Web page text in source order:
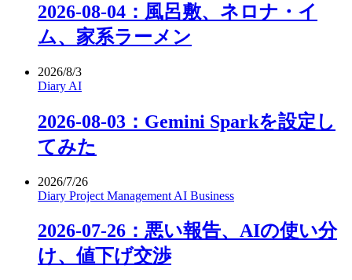
2026-08-04：風呂敷、ネロナ・イ
ム、家系ラーメン
2026/8/3
Diary AI
2026-08-03：Gemini Sparkを設定し
てみた
2026/7/26
Diary Project Management AI Business
2026-07-26：悪い報告、AIの使い分
け、値下げ交渉